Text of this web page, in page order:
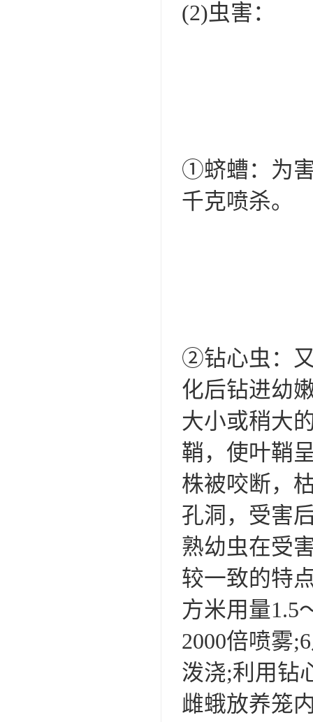
(2)虫害：
①蛴螬：为害
千克喷杀。
②钻心虫：
化后钻进幼
大小或稍大
鞘，使叶鞘
株被咬断，
孔洞，受害
熟幼虫在受
较一致的特
方米用量1.5
2000倍喷雾
泼浇;利用钻
雌蛾放养笼